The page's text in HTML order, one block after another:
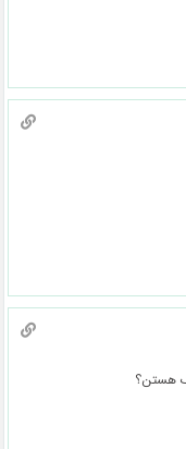
هستن؟